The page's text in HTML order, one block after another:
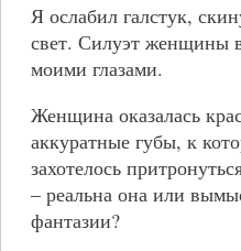
Я ослабил галстук,
свет. Силуэт женщины
моими глазами.
Женщина оказалась
аккуратные губы, к
захотелось
– реальна она или
фантазии?